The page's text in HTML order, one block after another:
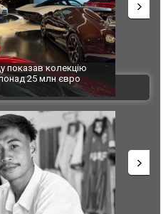
позашляховиків з
Росія